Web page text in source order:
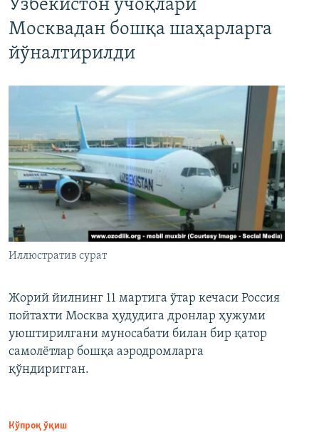
Ўзбекистон учоқлари
Москвадан бошқа шаҳарларга
йўналтирилди
Иллюстратив сурат
Жорий йилнинг 11 мартига ўтар кечаси Россия
пойтахти Москва ҳудудига дронлар ҳужуми
уюштирилгани муносабати билан бир қатор
самолётлар бошқа аэродромларга
қўндиригган.
Кўпроқ ўқиш